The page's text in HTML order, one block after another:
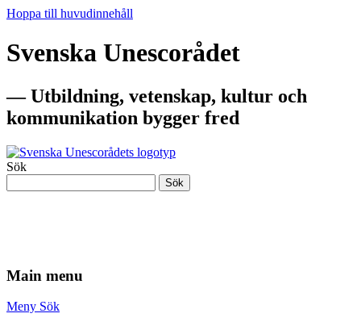
Hoppa till huvudinnehåll
Svenska Unescorådet
— Utbildning, vetenskap, kultur och
kommunikation bygger fred
Sök
Sök
Main menu
Meny Sök